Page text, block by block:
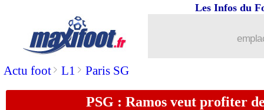
Actu foot> L1 > Paris SG
Les Infos du
PSG : Ramos veut profiter
Inter: deux départs entérinés
11/05 Le Havre
11/05 PSG: le Clasico, Luis Enrique a un